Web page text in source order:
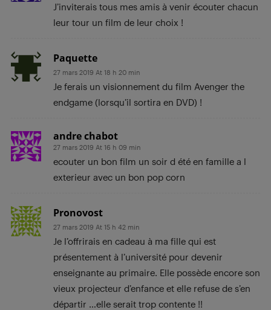
J’inviterais tous mes amis à venir écouter chacun
leur tour un film de leur choix !
Paquette
27 mars 2019 At 18 h 20 min
Je ferais un visionnement du film Avenger the
endgame (lorsqu’il sortira en DVD) !
andre chabot
27 mars 2019 At 16 h 09 min
ecouter un bon film un soir d été en famille a l
exterieur avec un bon pop corn
Pronovost
27 mars 2019 At 15 h 42 min
Je l’offrirais en cadeau à ma fille qui est
présentement à l’université pour devenir
enseignante au primaire. Elle possède encore son
vieux projecteur d’enfance et elle refuse de s’en
départir …elle serait trop contente !!